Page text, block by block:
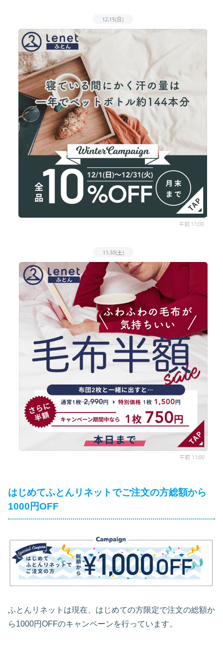
はじめてふとんリネットでご注文の方総額から
1000円OFF
ふとんリネットは現在、はじめての方限定で注文の総額か
ら1000円OFFのキャンペーンを行っています。